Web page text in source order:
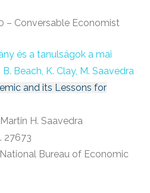
– Conversable Economist
és a tanulságok a mai
Beach, K. Clay, M. Saavedra
and its Lessons for
H. Saavedra
27673
Bureau of Economic